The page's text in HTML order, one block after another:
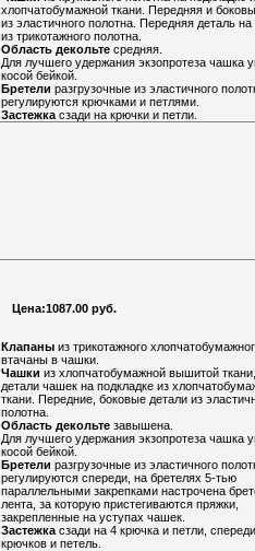
хлопчатобумажной ткани. Передняя и
из эластичного полотна. Передняя деталь на
из трикотажного полотна.
Область декольте средняя.
Для лучшего удержания экзопротеза чашка
косой бейкой.
Бретели разгрузочные из эластичного
регулируются крючками и петлями.
Застежка сзади на крючки и петли.
Цена:1087.00 руб.
Клапаны из трикотажного
втачаны в чашки.
Чашки из хлопчатобумажной вышитой
детали чашек на подкладке из
ткани. Передние, боковые детали из
полотна.
Область декольте завышена.
Для лучшего удержания экзопротеза чашка
косой бейкой.
Бретели разгрузочные из эластичного
регулируются спереди, на бретелях 5-тью
параллельными закрепками настрочена
лента, за которую пристегиваются пряжки,
закрепленные на уступах чашек.
Застежка сзади на 4 крючка и петли,
крючков и петель.